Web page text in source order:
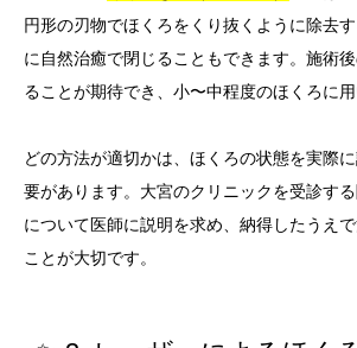
円形の刃物でほくろをくり抜くように除去
に自然治癒で閉じることもできます。施術
ることが期待でき、小〜中程度のほくろに用
どの方法が適切かは、ほくろの状態を実際
要があります。大宮のクリニックを受診す
について医師に説明を求め、納得したうえ
ことが大切です。